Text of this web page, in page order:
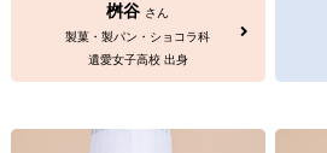
桝谷 さん
製菓・製パン・ショコラ科
遺愛女子高校 出身